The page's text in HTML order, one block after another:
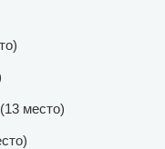
место)